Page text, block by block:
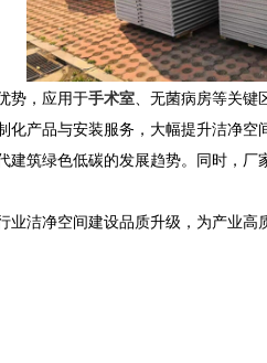
势，应用于手术室、无菌病房等关键
产品与安装服务，大幅提升洁净空
筑绿色低碳的发展趋势。同时，
洁净空间建设品质升级，为产业高